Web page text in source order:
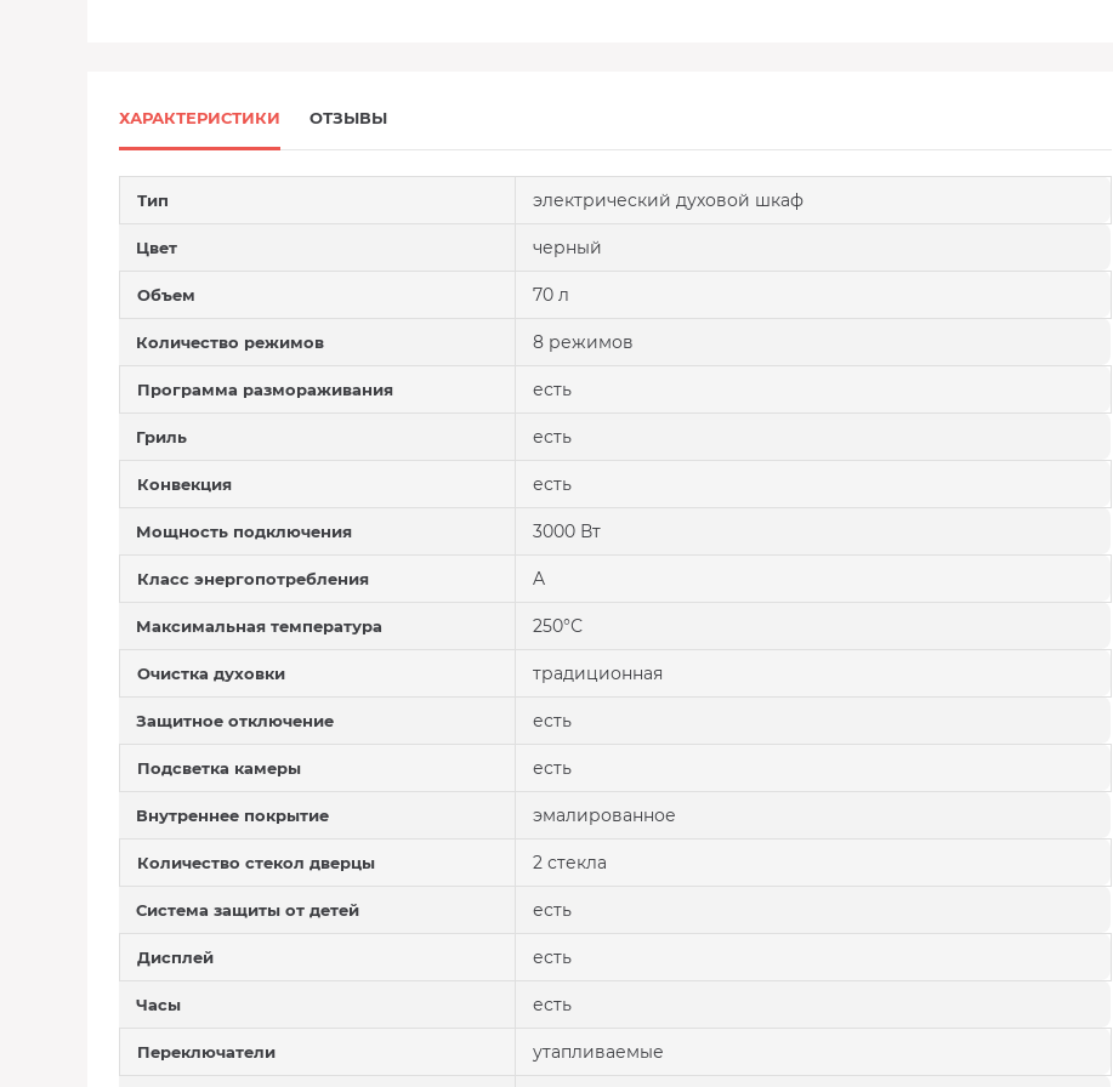
ХАРАКТЕРИСТИКИ ОТЗЫВЫ
Тип электрический духовой шкаф
Цвет черный
Объем 70 л
Количество режимов 8 режимов
Программа размораживания есть
Гриль есть
Конвекция есть
Мощность подключения 3000 Вт
Класс энергопотребления A
Максимальная температура 250°С
Очистка духовки традиционная
Защитное отключение есть
Подсветка камеры есть
Внутреннее покрытие эмалированное
Количество стекол дверцы 2 стекла
Система защиты от детей есть
Дисплей есть
Часы есть
Переключатели утапливаемые